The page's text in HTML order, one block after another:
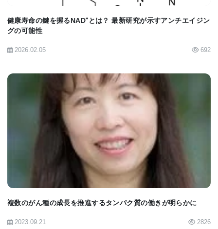
2.樹状細胞の活性化における表面タンパク質の変化
樹状細胞は、先天性免疫系と適応免疫系を調整する
活性化される際に表面タンパク質がどのように変化
するのかを解析し、免疫応答の調整に関与する多数
のタンパク質の活動を明らかにしました。この成果
は、2024年8月12日にJournal of Immunology誌に
「Cell-Surface Milieu Remodeling in Human
Dendritic Cell Activation」というタイトルで掲載さ
れました。
「これらの研究を通じて、私たちの研究室の中心的
な目標である『細胞表面の言語の解読』に一歩近づ
健康寿命の鍵を握るNAD⁺とは？ 最新研究が示すアンチエイジン
グの可能性
2026.02.05 692
BIOMARKET JP
複数のがん種の成長を推進するタンパク質の働きが明らかに
2023.09.21 2826